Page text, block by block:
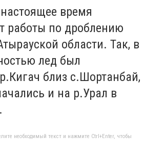
время
работы по дроблению
области. Так, в
лед был
близ с.Шортанбай,
и на р.Урал в
необходимый текст и нажмите Ctrl+Enter, чтобы